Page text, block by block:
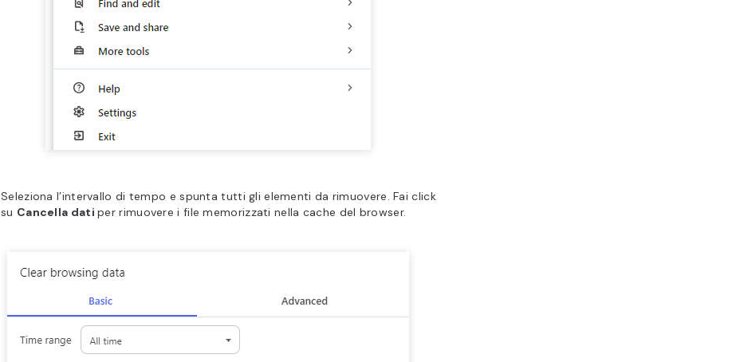
Seleziona l’intervallo di tempo e spunta tutti gli elementi da rimuovere. Fai click
su Cancella datiper rimuovere i file memorizzati nella cache del browser.